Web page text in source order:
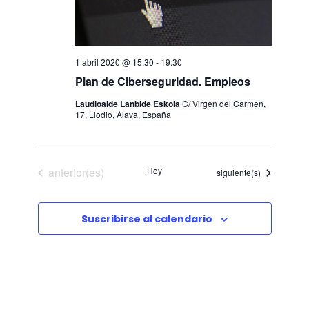
Plan de Ciberseguridad. Empleos
1 abril 2020 @ 15:30 - 19:30
Laudioalde Lanbide EskolaC/ Virgen del Carmen,
17, Llodio, Álava, España
Eventos
anterior(es) Hoy Eventos
siguiente(s)
Suscribirse al calendario